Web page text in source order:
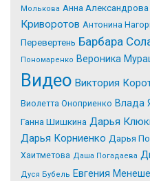
Молькова Анна Александрова
Криворотов Антонина
Перевертень Барбара
Пономаренко Вероника
Видео Виктория
Виолетта Оноприенко Влада
Ганна Шишкина Дарья
Дарья Корниенко Дарья
Хаитметова Даша Погадаева
Дуся Бубель Евгения